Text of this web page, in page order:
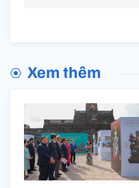
Xem thêm